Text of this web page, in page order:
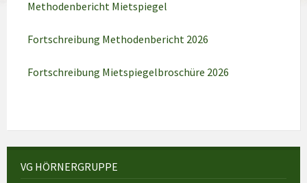
Methodenbericht Mietspiegel
Fortschreibung Methodenbericht 2026
Fortschreibung Mietspiegelbroschüre 2026
VG HÖRNERGRUPPE